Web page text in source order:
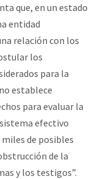
que, en un estado
entidad
relación con los
los
para la
establece
para evaluar la
efectivo
de posibles
de la
y los testigos”.